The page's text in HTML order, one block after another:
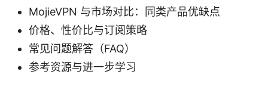
MojieVPN 与市场对比：同类产品优缺点
价格、性价比与订阅策略
常见问题解答（FAQ）
参考资源与进一步学习